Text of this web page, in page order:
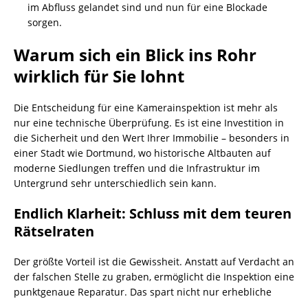
im Abfluss gelandet sind und nun für eine Blockade
sorgen.
Warum sich ein Blick ins Rohr
wirklich für Sie lohnt
Die Entscheidung für eine Kamerainspektion ist mehr als
nur eine technische Überprüfung. Es ist eine Investition in
die Sicherheit und den Wert Ihrer Immobilie – besonders in
einer Stadt wie Dortmund, wo historische Altbauten auf
moderne Siedlungen treffen und die Infrastruktur im
Untergrund sehr unterschiedlich sein kann.
Endlich Klarheit: Schluss mit dem teuren
Rätselraten
Der größte Vorteil ist die Gewissheit. Anstatt auf Verdacht an
der falschen Stelle zu graben, ermöglicht die Inspektion eine
punktgenaue Reparatur. Das spart nicht nur erhebliche